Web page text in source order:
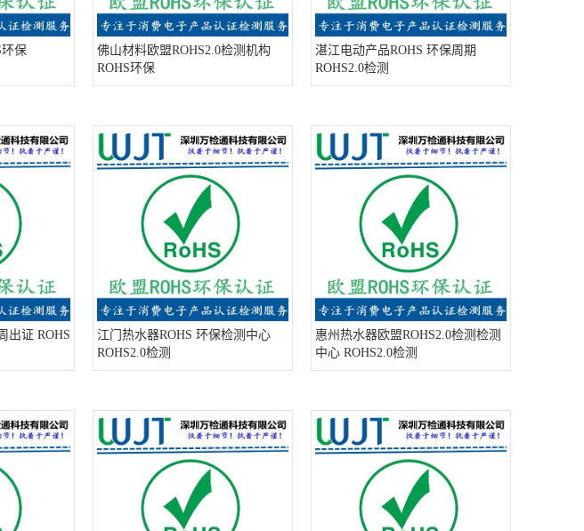
环保
佛山材料欧盟ROHS2.0检测机构
ROHS环保
湛江电动产品ROHS 环保周期
ROHS2.0检测
出证 ROHS
江门热水器ROHS 环保检测中心
ROHS2.0检测
惠州热水器欧盟ROHS2.0检测检测
中心 ROHS2.0检测